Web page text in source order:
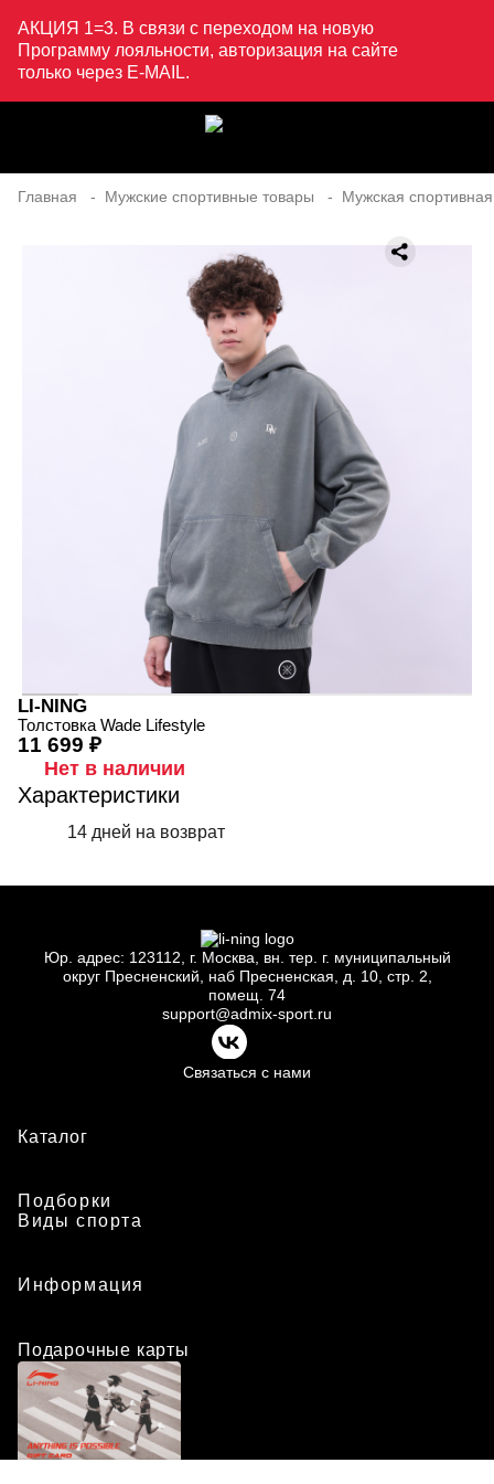
АКЦИЯ 1=3. В связи с переходом на новую
Программу лояльности, авторизация на сайте
только через E-MAIL.
Главная Мужские спортивные товары Мужская
LI-NING
Толстовка Wade Lifestyle
11 699 ₽
Нет в наличии
Характеристики
14 дней на возврат
Юр. адрес: 123112, г. Москва, вн. тер. г. муниципальный
округ Пресненский, наб Пресненская, д. 10, стр. 2,
помещ. 74
support@admix-sport.ru
Связаться с нами
Каталог
Подборки
Виды спорта
Информация
Подарочные карты